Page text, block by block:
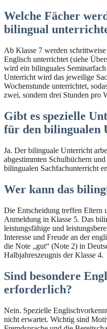
Welche Fächer
bilingual
Ab Klasse 7 werden
Englisch unterrichtet (siehe
wird ein bilinguales
Unterricht wird das jeweilige
Wochenstunde unterrichtet,
zwei, sondern drei Stunden pro
Gibt es spezielle
für den bilingualen
Ja. Der bilinguale Unterricht
abgestimmten Schulbüchern
bilingualen Sachfachunterricht
Wer kann das
Die Entscheidung treffen Eltern
Anmeldung in Klasse 5. Das
leistungsfähige und
Interesse und Freude an der
die Note „gut“ (Note 2) in
Halbjahreszeugnis der Klasse 4.
Sind besondere
erforderlich?
Nein. Spezielle
nicht erwartet. Wichtig sind